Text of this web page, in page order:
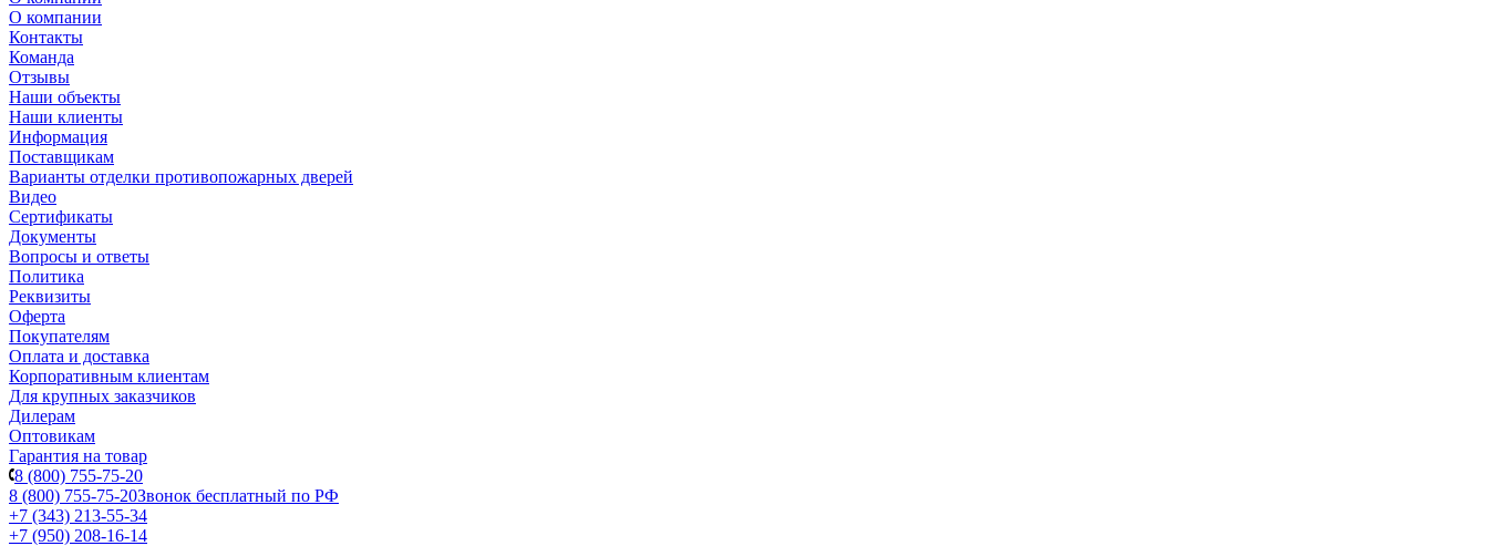
О компании
Контакты
Команда
Отзывы
Наши объекты
Наши клиенты
Информация
Поставщикам
Варианты отделки противопожарных дверей
Видео
Сертификаты
Документы
Вопросы и ответы
Политика
Реквизиты
Оферта
Покупателям
Оплата и доставка
Корпоративным клиентам
Для крупных заказчиков
Дилерам
Оптовикам
Гарантия на товар
8 (800) 755-75-20
8 (800) 755-75-20Звонок бесплатный по РФ
+7 (343) 213-55-34
+7 (950) 208-16-14